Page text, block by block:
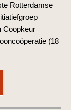
Rotterdamse
Coopkeur
(18